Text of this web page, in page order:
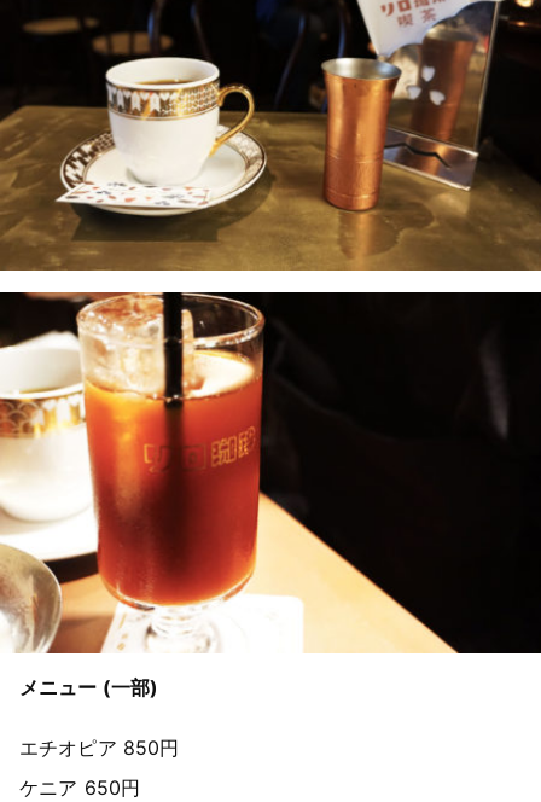
メニュー (一部)
エチオピア 850円
ケニア 650円